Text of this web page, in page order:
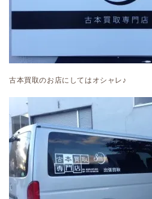
古本買取のお店にしてはオシャレ♪